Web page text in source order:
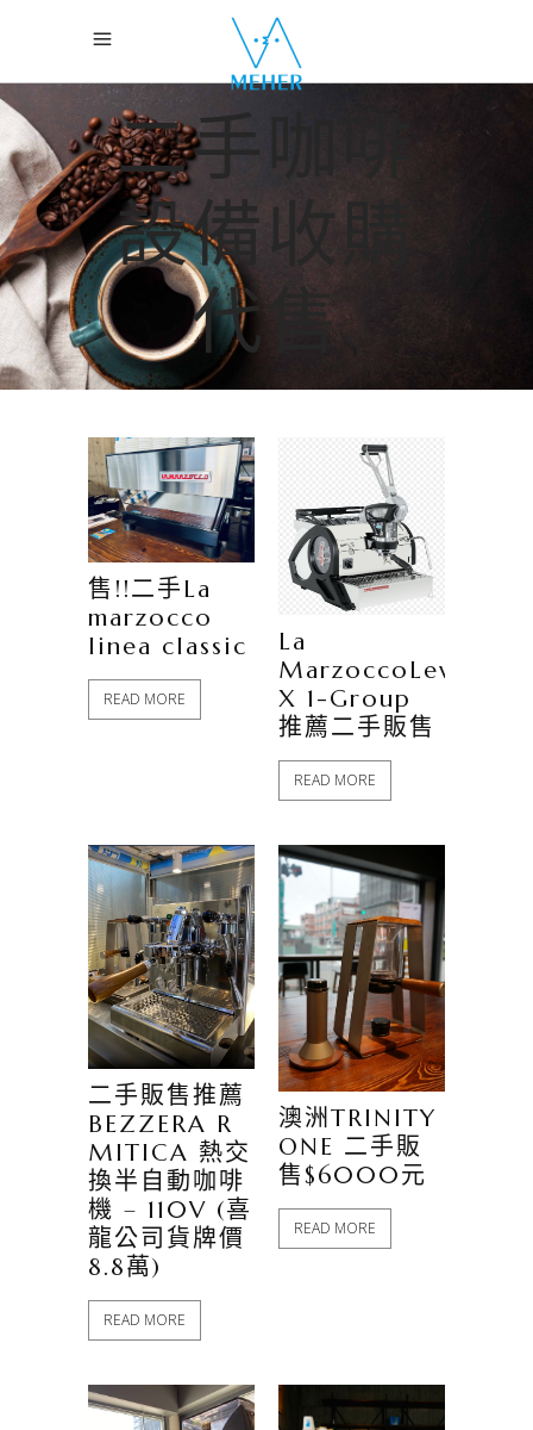
二手咖啡
設備收購
代售
售!!二手La
marzocco
linea classic
READ MORE
La
MarzoccoLeva
X 1-Group
推薦二手販售
READ MORE
二手販售推薦
BEZZERA R
MITICA 熱交
換半自動咖啡
機 – 110V (喜
龍公司貨牌價
8.8萬)
READ MORE
澳洲TRINITY
ONE 二手販
售$6000元
READ MORE